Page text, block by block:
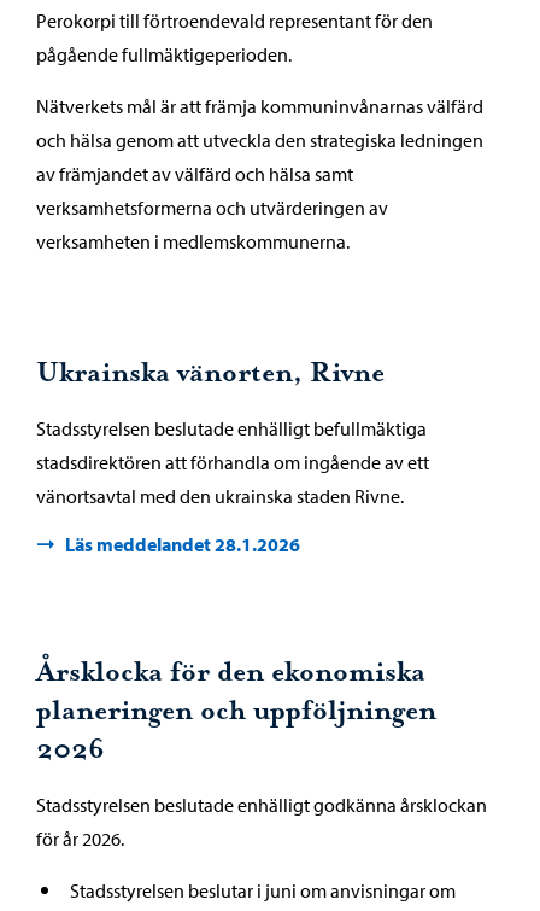
Perokorpi till förtroendevald representant för den
pågående fullmäktigeperioden.
Nätverkets mål är att främja kommuninvånarnas välfärd
och hälsa genom att utveckla den strategiska ledningen
av främjandet av välfärd och hälsa samt
verksamhetsformerna och utvärderingen av
verksamheten i medlemskommunerna.
Ukrainska vänorten, Rivne
Stadsstyrelsen beslutade enhälligt befullmäktiga
stadsdirektören att förhandla om ingående av ett
vänortsavtal med den ukrainska staden Rivne.
Läs meddelandet 28.1.2026
Årsklocka för den ekonomiska
planeringen och uppföljningen
2026
Stadsstyrelsen beslutade enhälligt godkänna årsklockan
för år 2026.
Stadsstyrelsen beslutar i juni om anvisningar om